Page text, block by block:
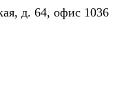
д. 64, офис 1036